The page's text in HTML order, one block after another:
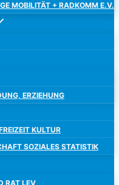
MOBILITÄT + RADKOMM E.V.
ERZIEHUNG
KULTUR
SOZIALES STATISTIK
RAT LEV